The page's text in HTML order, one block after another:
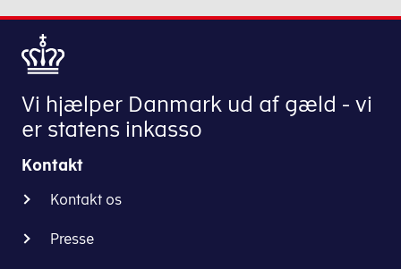
Vi hjælper Danmark ud af gæld - vi
er statens inkasso
Kontakt
Kontakt os
Presse